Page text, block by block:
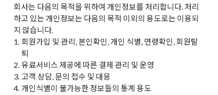
회사는 다음의 목적을 위하여 개인정보를 처리합니다. 처리
하고 있는 개인정보는 다음의 목적 이외의 용도로는 이용되
지 않습니다.
1. 회원가입 및 관리, 본인확인, 개인 식별, 연령확인, 회원탈
퇴
2. 유료서비스 제공에 따른 결제 관리 및 운영
3. 고객 상담, 문의 접수 및 대응
4. 개인식별이 불가능한 정보들의 통계 용도